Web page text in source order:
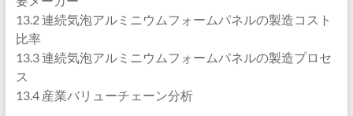
13.2 連続気泡アルミニウムフォームパネルの製造コスト
比率
13.3 連続気泡アルミニウムフォームパネルの製造プロセ
ス
13.4 産業バリューチェーン分析